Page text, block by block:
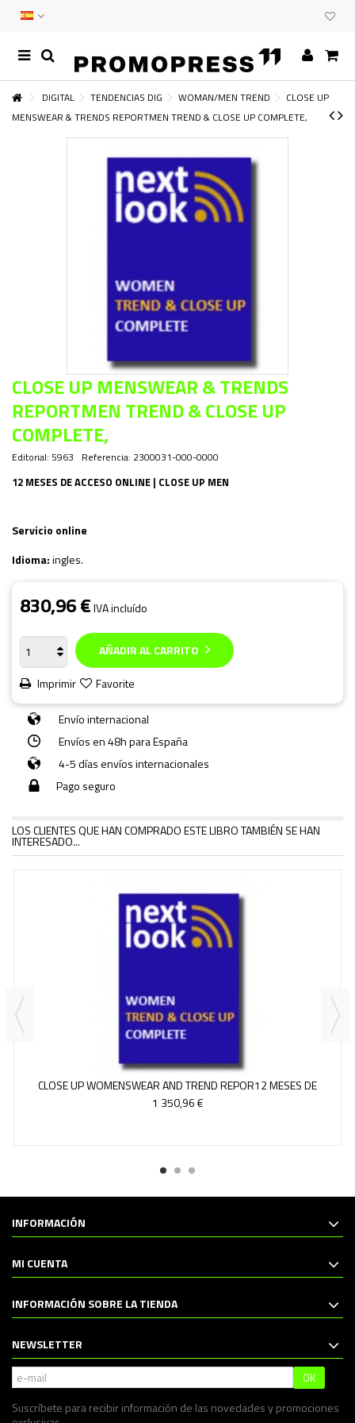
DIGITAL TENDENCIAS DIG WOMAN/MEN TREND
CLOSE UP
MENSWEAR & TRENDS REPORTMEN TREND & CLOSE UP COMPLETE,
CLOSE UP MENSWEAR & TRENDS
REPORTMEN TREND & CLOSE UP
COMPLETE,
Editorial: 5963 Referencia: 2300031-000-0000
12 MESES DE ACCESO ONLINE | CLOSE UP MEN
Servicio online
Idioma:ingles.
830,96 €IVA incluído
AÑADIR AL CARRITO
Imprimir
Favorite
Envío internacional
Envíos en 48h para España
4-5 días envíos internacionales
Pago seguro
LOS CLIENTES QUE HAN COMPRADO ESTE LIBRO TAMBIÉN SE HAN
INTERESADO...
CLOSE UP WOMENSWEAR AND TREND REPOR12 MESES DE
ACCESO EN...
1 350,96 €
INFORMACIÓN
MI CUENTA
INFORMACIÓN SOBRE LA TIENDA
NEWSLETTER
OK
Suscríbete para recibir información de las novedades y promociones